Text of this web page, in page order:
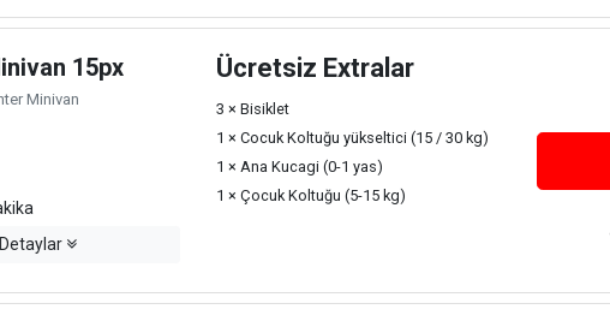
15px
Minivan
Detaylar
Ücretsiz Extralar
3 × Bisiklet
1 × Cocuk Koltuğu yükseltici (15 / 30 kg)
1 × Ana Kucagi (0-1 yas)
1 × Çocuk Koltuğu (5-15 kg)